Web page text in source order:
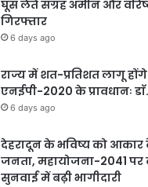
घूस लेते संग्रह अमीन और
गिरफ्तार
6 days ago
राज्य में शत-प्रतिशत लागू होंगे
एनईपी-2020 के प्रावधानः
6 days ago
देहरादून के भविष्य को आकार
जनता, महायोजना-2041
सुनवाई में बढ़ी भागीदारी